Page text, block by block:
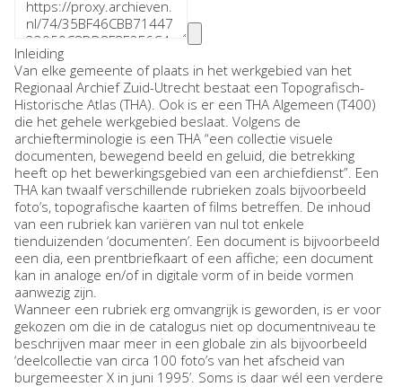
Inleiding
Van elke gemeente of plaats in het werkgebied van het
Regionaal Archief Zuid-Utrecht bestaat een Topografisch-
Historische Atlas (THA). Ook is er een THA Algemeen (T400)
die het gehele werkgebied beslaat. Volgens de
archiefterminologie is een THA “een collectie visuele
documenten, bewegend beeld en geluid, die betrekking
heeft op het bewerkingsgebied van een archiefdienst”. Een
THA kan twaalf verschillende rubrieken zoals bijvoorbeeld
foto’s, topografische kaarten of films betreffen. De inhoud
van een rubriek kan variëren van nul tot enkele
tienduizenden ‘documenten’. Een document is bijvoorbeeld
een dia, een prentbriefkaart of een affiche; een document
kan in analoge en/of in digitale vorm of in beide vormen
aanwezig zijn.
Wanneer een rubriek erg omvangrijk is geworden, is er voor
gekozen om die in de catalogus niet op documentniveau te
beschrijven maar meer in een globale zin als bijvoorbeeld
‘deelcollectie van circa 100 foto’s van het afscheid van
burgemeester X in juni 1995’. Soms is daar wél een verdere